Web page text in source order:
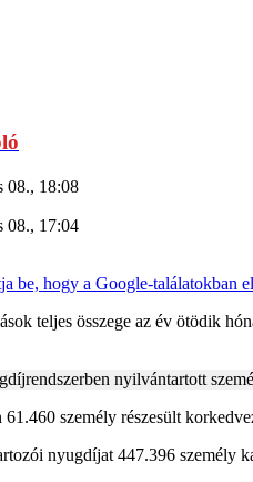
08., 18:08
08., 17:04
be, hogy a Google-találatokban
teljes összege az év ötödik
nyilvántartott
61.460 személy részesült
nyugdíjat 447.396 személy